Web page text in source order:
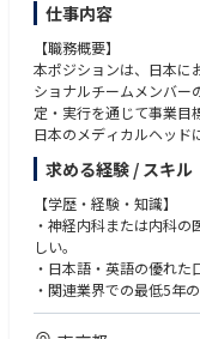
仕事内容
【職務概要】
本ポジションは、日本に
ショナルチームメンバー
定・実行を通じて事業目
日本のメディカルヘッド
与。主要な成果物の実行
つ一貫したコミュニケー
また、チームの業務効
イアンスのメディカル
【神経領域治療分野計画
製品固有のクロスファン
ィカル主導の部門横断イ
求める経験 / スキル
【学歴・経験・知識】
・神経内科または内科
しい。
・日本語・英語の優れた
・関連業界での最低5年の
・戦略立案や多階層のク
ローバルメディカルアフ